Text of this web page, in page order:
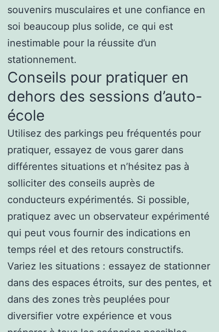
souvenirs musculaires et une confiance en
soi beaucoup plus solide, ce qui est
inestimable pour la réussite d’un
stationnement.
Conseils pour pratiquer en
dehors des sessions d’auto-
école
Utilisez des parkings peu fréquentés pour
pratiquer, essayez de vous garer dans
différentes situations et n’hésitez pas à
solliciter des conseils auprès de
conducteurs expérimentés. Si possible,
pratiquez avec un observateur expérimenté
qui peut vous fournir des indications en
temps réel et des retours constructifs.
Variez les situations : essayez de stationner
dans des espaces étroits, sur des pentes, et
dans des zones très peuplées pour
diversifier votre expérience et vous